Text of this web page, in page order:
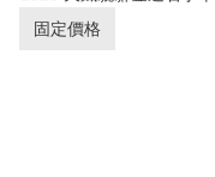
12+mm (No.PUT532)
固定價格